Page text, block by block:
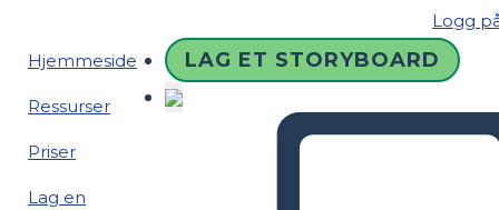
Logg
Hjemmeside
Ressurser
Priser
Lag en
LAG ET STORYBOARD